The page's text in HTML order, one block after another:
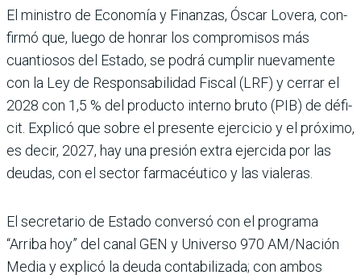
El ministro de Eco­nomía y Finanzas, Óscar Lovera, con­
firmó que, luego de hon­rar los compromisos más
cuantiosos del Estado, se podrá cumplir nuevamente
con la Ley de Responsabili­dad Fiscal (LRF) y cerrar el
2028 con 1,5 % del producto interno bruto (PIB) de défi­
cit. Explicó que sobre el pre­sente ejercicio y el próximo,
es decir, 2027, hay una pre­sión extra ejercida por las
deudas, con el sector farma­céutico y las vialeras.
El secretario de Estado con­versó con el programa
“Arriba hoy” del canal GEN y Uni­verso 970 AM/Nación
Media y explicó la deuda contabi­lizada; con ambos